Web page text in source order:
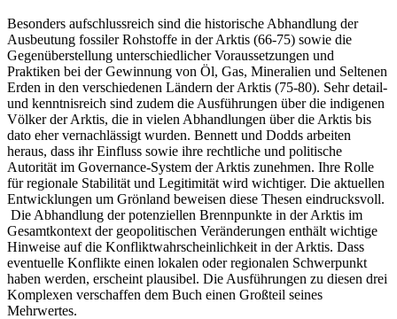
Besonders aufschlussreich sind die historische Abhandlung der
Ausbeutung fossiler Rohstoffe in der Arktis (66-75) sowie die
Gegenüberstellung unterschiedlicher Voraussetzungen und
Praktiken bei der Gewinnung von Öl, Gas, Mineralien und Seltenen
Erden in den verschiedenen Ländern der Arktis (75-80). Sehr detail-
und kenntnisreich sind zudem die Ausführungen über die indigenen
Völker der Arktis, die in vielen Abhandlungen über die Arktis bis
dato eher vernachlässigt wurden. Bennett und Dodds arbeiten
heraus, dass ihr Einfluss sowie ihre rechtliche und politische
Autorität im Governance-System der Arktis zunehmen. Ihre Rolle
für regionale Stabilität und Legitimität wird wichtiger. Die aktuellen
Entwicklungen um Grönland beweisen diese Thesen eindrucksvoll.
Die Abhandlung der potenziellen Brennpunkte in der Arktis im
Gesamtkontext der geopolitischen Veränderungen enthält wichtige
Hinweise auf die Konfliktwahrscheinlichkeit in der Arktis. Dass
eventuelle Konflikte einen lokalen oder regionalen Schwerpunkt
haben werden, erscheint plausibel. Die Ausführungen zu diesen drei
Komplexen verschaffen dem Buch einen Großteil seines
Mehrwertes.